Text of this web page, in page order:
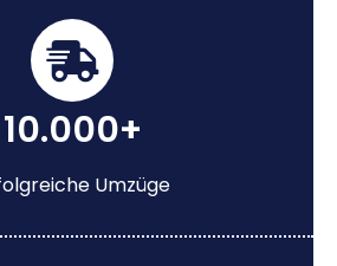
10.000+
Umzüge